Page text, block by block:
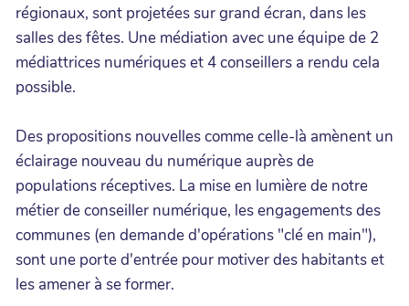
régionaux, sont projetées sur grand écran, dans les
salles des fêtes. Une médiation avec une équipe de 2
médiattrices numériques et 4 conseillers a rendu cela
possible.
Des propositions nouvelles comme celle-là amènent un
éclairage nouveau du numérique auprès de
populations réceptives. La mise en lumière de notre
métier de conseiller numérique, les engagements des
communes (en demande d'opérations "clé en main"),
sont une porte d'entrée pour motiver des habitants et
les amener à se former.